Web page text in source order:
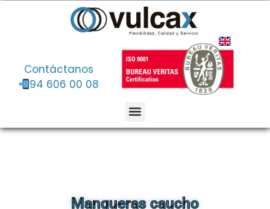
Contáctanos
94 606 00 08
Mangueras caucho